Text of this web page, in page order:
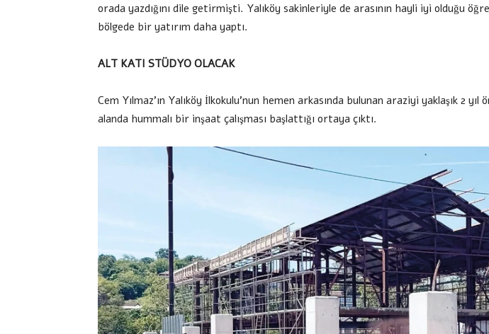
orada yazdığını dile getirmişti. Yalıköy sakinleriyle de arasının hayli iyi olduğu
bölgede bir yatırım daha yaptı.
ALT KATI STÜDYO OLACAK
Cem Yılmaz’ın Yalıköy İlkokulu’nun hemen arkasında bulunan araziyi yaklaşık 2 yıl
alanda hummalı bir inşaat çalışması başlattığı ortaya çıktı.